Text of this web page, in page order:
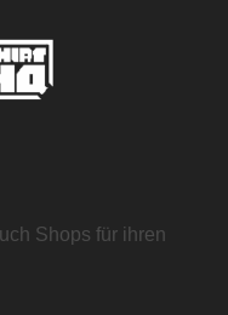
Shops für ihren